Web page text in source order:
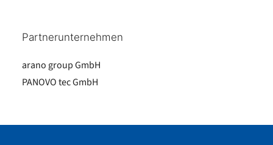
Partnerunternehmen
arano group GmbH
PANOVO tec GmbH